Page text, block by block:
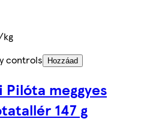
kg
controls
Hozzáad
Pilóta meggyes
147 g